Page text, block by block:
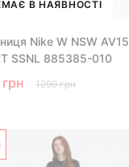
В НАЯВНОСТІ
Nike W NSW AV15
SSNL 885385-010
1299 грн